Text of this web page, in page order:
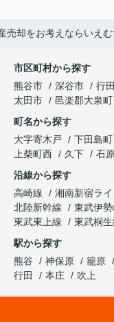
売却をお考えならいえ
市区町村から探す
熊谷市
深谷市 行
太田市
邑楽郡大泉町
町名から探す
大字寄木戸
下田島町
上柴町西
久下 石
沿線から探す
高崎線
湘南新宿ラ
北陸新幹線
東武伊
東武東上線
東武桐生
駅から探す
熊谷
神保原 籠原
行田
本庄 吹上